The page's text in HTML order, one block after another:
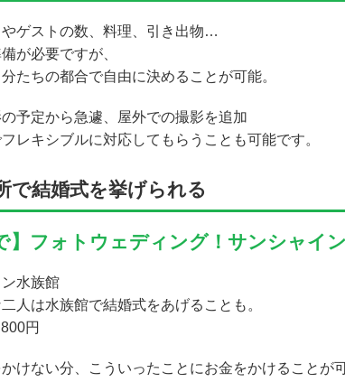
ゲストの数、料理、引き出物…
が必要ですが、
たちの都合で自由に決めることが可能。
予定から急遽、屋外での撮影を追加
レキシブルに対応してもらうことも可能です。
で結婚式を挙げられる
】フォトウェディング！サンシャイ
ン水族館
人は水族館で結婚式をあげることも。
円
けない分、こういったことにお金をかけることが